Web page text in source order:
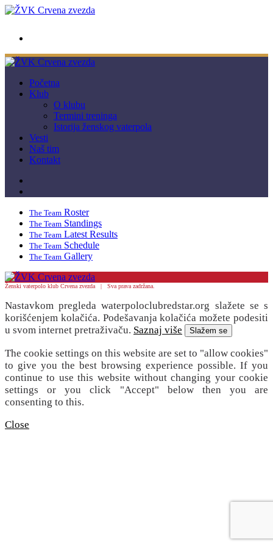
Početna
Klub
O klubu
Termini treninga
Istorija ženskog vaterpola
Vesti
Naš tim
Kontakt
The Team Roster
The Team Standings
The Team Latest Results
The Team Schedule
The Team Gallery
Ženski vaterpolo klub Crvena zvezda | Sva prava zadržana.
Nastavkom pregleda waterpoloclubredstar.org slažete se s
korišćenjem kolačića. Podešavanja kolačića možete podesiti
u svom internet pretraživaču. Saznaj više Slažem se
The cookie settings on this website are set to "allow cookies"
to give you the best browsing experience possible. If you
continue to use this website without changing your cookie
settings or you click "Accept" below then you are
consenting to this.
Close